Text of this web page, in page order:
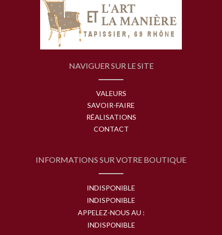
NAVIGUER SUR LE SITE
VALEURS
SAVOIR-FAIRE
RÉALISATIONS
CONTACT
INFORMATIONS SUR VOTRE BOUTIQUE
INDISPONIBLE
INDISPONIBLE
APPELEZ-NOUS AU :
INDISPONIBLE